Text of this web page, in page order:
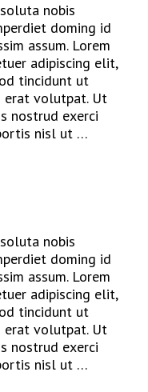
nobis
doming id
assum. Lorem
adipiscing elit,
tincidunt ut
erat volutpat. Ut
nostrud exerci
nisl ut …
nobis
doming id
assum. Lorem
adipiscing elit,
tincidunt ut
erat volutpat. Ut
nostrud exerci
nisl ut …